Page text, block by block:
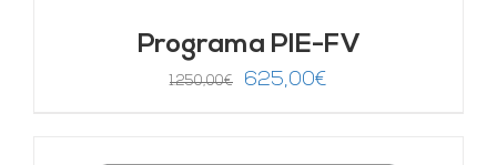
Programa PIE-FV
1.250,00€
El
625,00€